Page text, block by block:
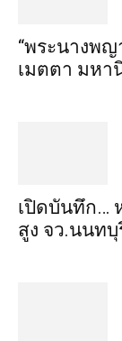
“พระ​นาง​พญ
เมตตา​ มห
เปิดบันทึก…
สูง​ จว.นนทบุ